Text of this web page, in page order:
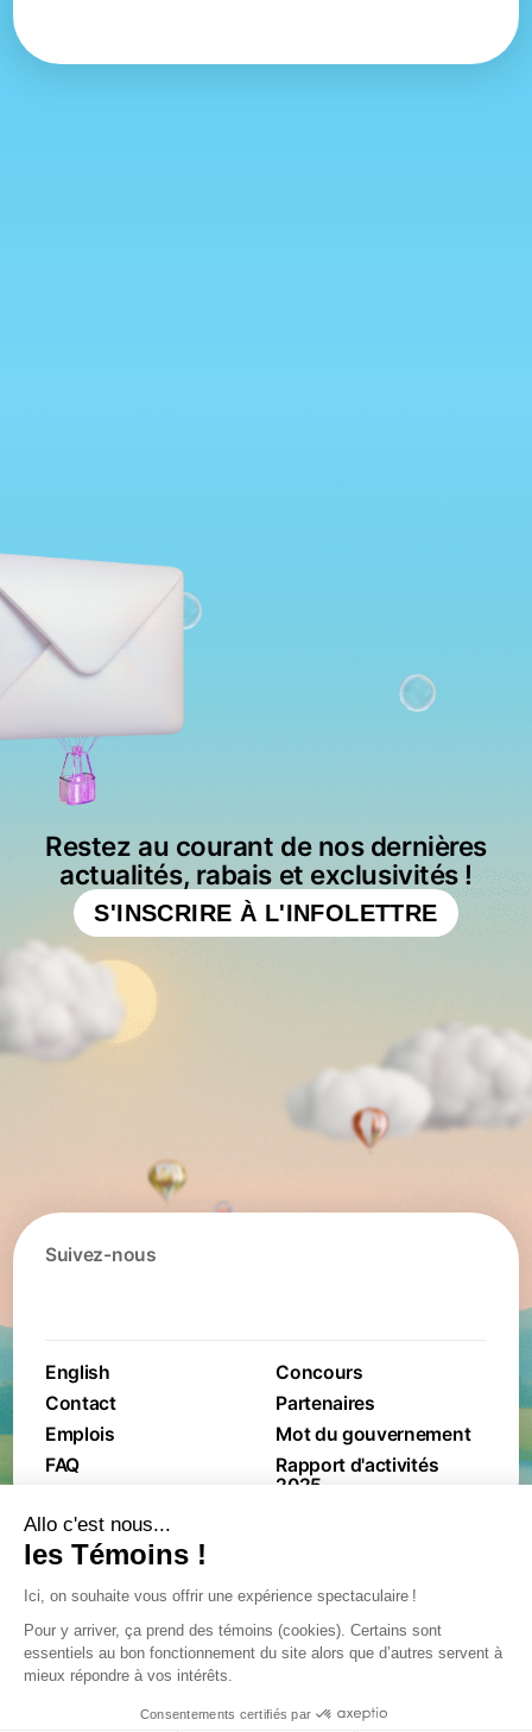
Restez au courant de nos dernières
actualités, rabais et exclusivités !
S'INSCRIRE À L'INFOLETTRE
Suivez-nous
English
Contact
Emplois
FAQ
Concours
Partenaires
Mot du gouvernement
Rapport d'activités
2025
Conditions générales de
Plan sur l'accessibilité
Avis légal
Politique de
confidentialité
personnels
des incidents de
confidentialité
– 2026International de montgolfières Saint-Jean-sur-